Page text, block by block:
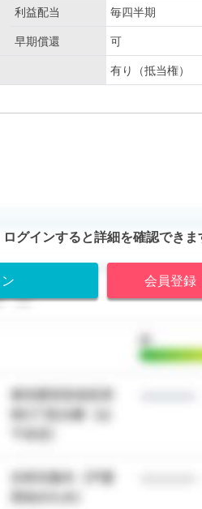
利益配当 毎四半期
早期償還 可
有り（抵当権）
ログインすると詳細を確認できま
会員登録